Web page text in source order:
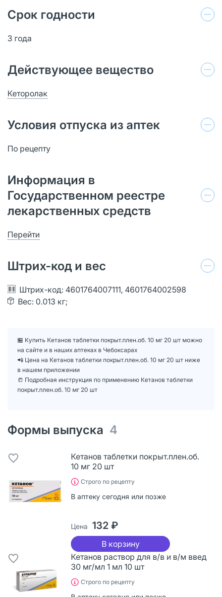
Срок годности
3 года
Действующее вещество
Кеторолак
Условия отпуска из аптек
По рецепту
Информация в
Государственном реестре
лекарственных средств
Перейти
Штрих-код и вес
Штрих-код: 4601764007111, 4601764002598
Вес: 0.013 кг;
🏪 Купить Кетанов таблетки покрыт.плен.об. 10 мг 20 шт можно
на сайте и в наших аптеках в Чебоксарах
📲 Цена на Кетанов таблетки покрыт.плен.об. 10 мг 20 шт ниже
в нашем приложении
📒 Подробная инструкция по применению Кетанов таблетки
покрыт.плен.об. 10 мг 20 шт
Формы выпуска 4
Кетанов таблетки покрыт.плен.об.
10 мг 20 шт
Строго по рецепту
В аптеку сегодня или позже
Цена 132 ₽
В корзину
Кетанов раствор для в/в и в/м введ
30 мг/мл 1 мл 10 шт
Строго по рецепту